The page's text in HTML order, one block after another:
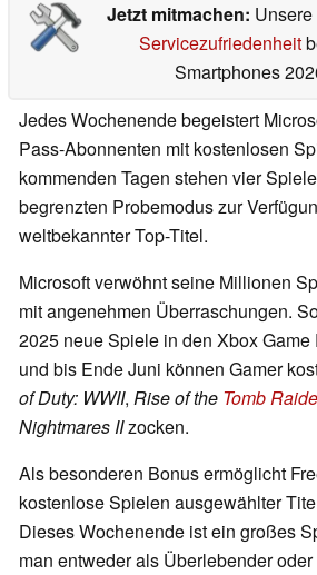
Jetzt mitmachen:
Servicezufriedenheit
Smartphones
Jedes Wochenende begeistert
Pass-Abonnenten mit kostenlosen
kommenden Tagen stehen vier
begrenzten Probemodus zur
weltbekannter Top-Titel.
Microsoft verwöhnt seine Millionen
mit angenehmen Überraschungen.
2025 neue Spiele in den Xbox Game
und bis Ende Juni können Gamer
of Duty: WWII, Rise of the Tomb
Nightmares IIzocken.
Als besonderen Bonus ermöglicht
kostenlose Spielen ausgewählter
Dieses Wochenende ist ein großes
man entweder als Überlebender